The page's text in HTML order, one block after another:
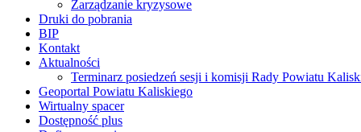
Zarządzanie kryzysowe
Druki do pobrania
BIP
Kontakt
Aktualności
Terminarz posiedzeń sesji i komisji Rady Powiatu
Geoportal Powiatu Kaliskiego
Wirtualny spacer
Dostępność plus